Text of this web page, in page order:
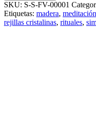
SKU: S-S-FV-00001
Etiquetas: madera, meditación
rejillas cristalinas, rituales,